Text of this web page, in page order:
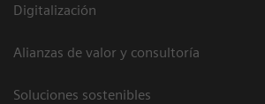
Digitalización
Alianzas de valor y consultoría
Soluciones sostenibles